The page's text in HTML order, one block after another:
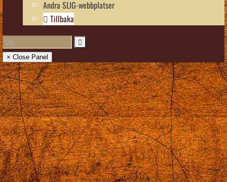
Andra SLIG-webbplatser
Tillbaka
× Close Panel